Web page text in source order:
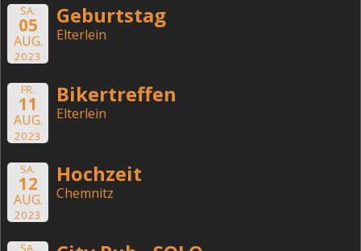
SA.
05
AUG.
2023
Geburtstag
Elterlein
FR.
11
AUG.
2023
Bikertreffen
Elterlein
SA.
12
AUG.
2023
Hochzeit
Chemnitz
SA.